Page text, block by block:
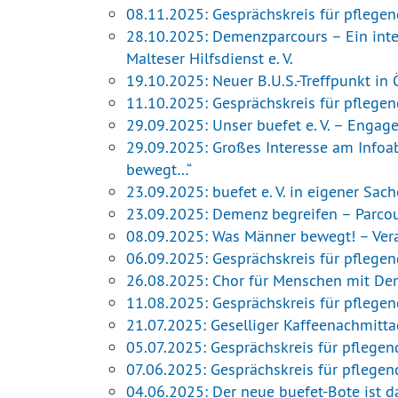
08.11.2025: Gesprächskreis für
28.10.2025: Demenzparcours – Ein
Malteser Hilfsdienst e. V.
19.10.2025: Neuer B.U.S.-Treffpunkt
11.10.2025: Gesprächskreis für
29.09.2025: Unser buefet e. V. –
29.09.2025: Großes Interesse am
bewegt…“
23.09.2025: buefet e. V. in eigener
23.09.2025: Demenz begreifen –
08.09.2025: Was Männer bewegt! –
06.09.2025: Gesprächskreis für
26.08.2025: Chor für Menschen mit
11.08.2025: Gesprächskreis für
21.07.2025: Geselliger
05.07.2025: Gesprächskreis für
07.06.2025: Gesprächskreis für
04.06.2025: Der neue buefet-Bote ist